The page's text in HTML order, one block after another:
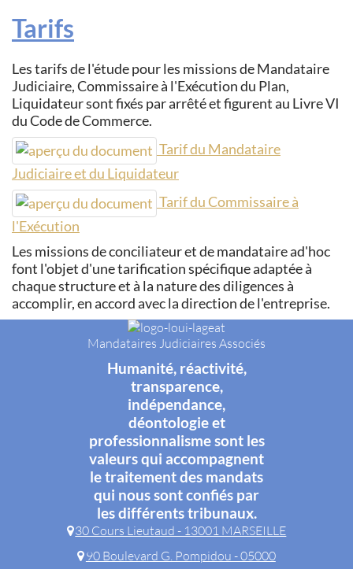
Tarifs
Les tarifs de l'étude pour les missions de Mandataire
Judiciaire, Commissaire à l'Exécution du Plan,
Liquidateur sont fixés par arrêté et figurent au Livre VI
du Code de Commerce.
Tarif du Mandataire
Judiciaire et du Liquidateur
Tarif du Commissaire à
l'Exécution
Les missions de conciliateur et de mandataire ad'hoc
font l'objet d'une tarification spécifique adaptée à
chaque structure et à la nature des diligences à
accomplir, en accord avec la direction de l'entreprise.
Mandataires Judiciaires Associés
Humanité, réactivité,
transparence,
indépendance,
déontologie et
professionnalisme sont les
valeurs qui accompagnent
le traitement des mandats
qui nous sont confiés par
les différents tribunaux.
30 Cours Lieutaud - 13001 MARSEILLE
90 Boulevard G. Pompidou - 05000